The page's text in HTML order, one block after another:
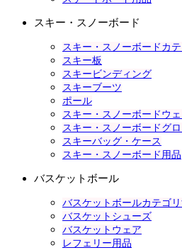
スキー・スノーボード
スキー・スノーボードカ
スキー板
スキービンディング
スキーブーツ
ポール
スキー・スノーボードウ
スキー・スノーボードグ
スキーバッグ・ケース
スキー・スノーボード用品
バスケットボール
バスケットボールカテゴ
バスケットシューズ
バスケットウェア
レフェリー用品